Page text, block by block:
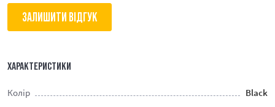
ЗАЛИШИТИ ВІДГУК
ХАРАКТЕРИСТИКИ
Колір
Black